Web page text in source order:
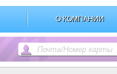
О КОМПАНИИ